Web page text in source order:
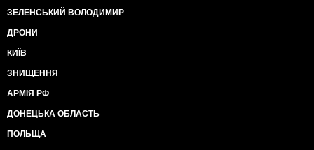
ЗЕЛЕНСЬКИЙ ВОЛОДИМИР
ДРОНИ
КИЇВ
ЗНИЩЕННЯ
АРМІЯ РФ
ДОНЕЦЬКА ОБЛАСТЬ
ПОЛЬЩА